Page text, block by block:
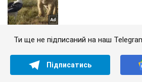
Ти ще не підписаний на наш
Підписатись